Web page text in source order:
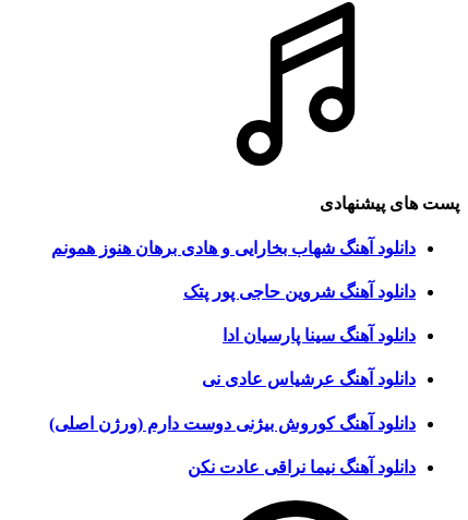
پست های پیشنهادی
دانلود آهنگ شهاب بخارایی و هادی برهان هنوز همونم
دانلود آهنگ شروین حاجی پور پتک
دانلود آهنگ سینا پارسیان ادا
دانلود آهنگ عرشیاس عادی نی
دانلود آهنگ کوروش بیژنی دوست دارم (ورژن اصلی)
دانلود آهنگ نیما نراقی عادت نکن